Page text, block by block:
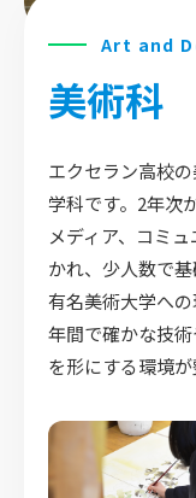
Art and
美術科
エクセラン高校
学科です。2年次
メディア、コミ
かれ、少人数で
有名美術大学へ
年間で確かな技術
を形にする環境が